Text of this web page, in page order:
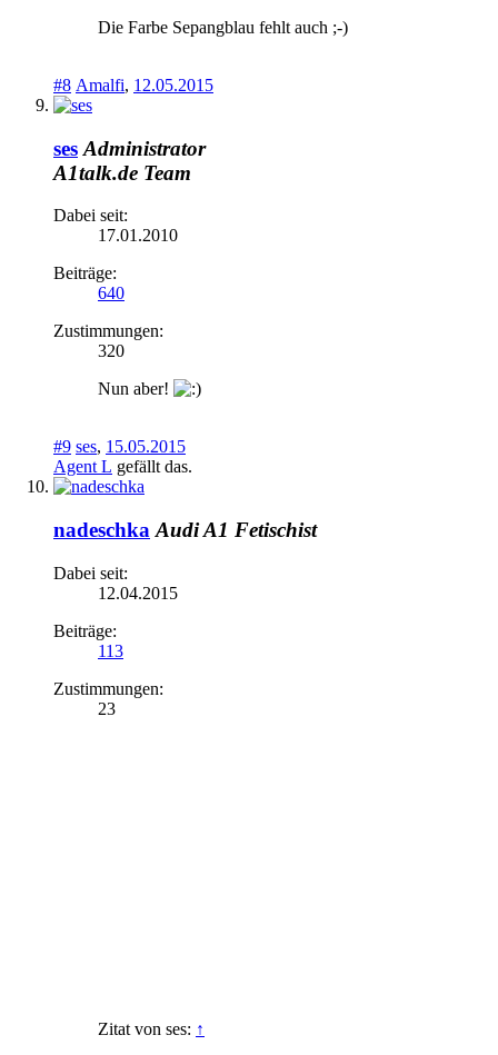
Die Farbe Sepangblau fehlt auch ;-)
#8 Amalfi, 12.05.2015
ses Administrator
A1talk.de Team
Dabei seit:
17.01.2010
Beiträge:
640
Zustimmungen:
320
Nun aber!
#9 ses, 15.05.2015
Agent L gefällt das.
nadeschka Audi A1 Fetischist
Dabei seit:
12.04.2015
Beiträge:
113
Zustimmungen:
23
Zitat von ses: ↑